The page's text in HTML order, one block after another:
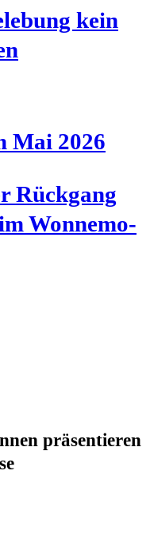
kein
Mai 2026
Rück­gang
Won­ne­mo­
prä­sen­tie­ren